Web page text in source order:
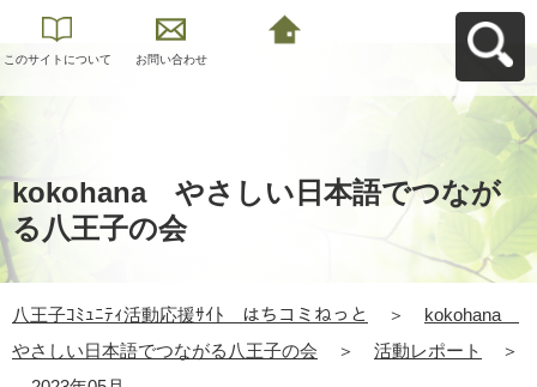
このサイトについて お問い合わせ
kokohana やさしい日本語でつなが
る八王子の会
八王子ｺﾐｭﾆﾃｨ活動応援ｻｲﾄ はちコミねっと ＞
kokohana
やさしい日本語でつながる八王子の会
＞ 活動レポート
＞